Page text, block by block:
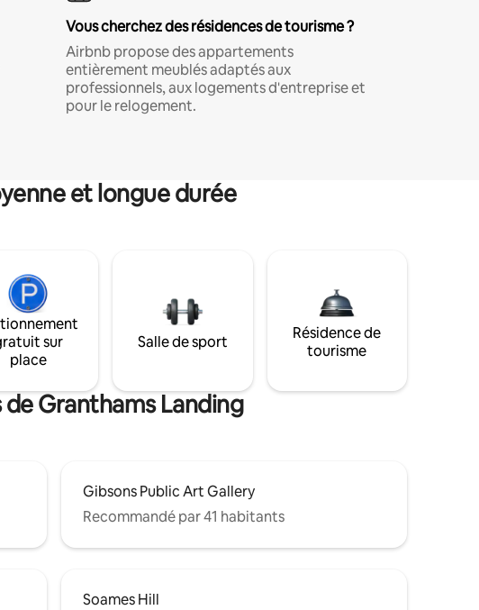
Vous cherchez des résidences de tourisme ?
Airbnb propose des appartements
entièrement meublés adaptés aux
professionnels, aux logements d'entreprise et
pour le relogement.
et longue durée
sur
place
Salle de sport
Résidence de
tourisme
Granthams Landing
Gibsons Public Art Gallery
Recommandé par 41 habitants
Soames Hill